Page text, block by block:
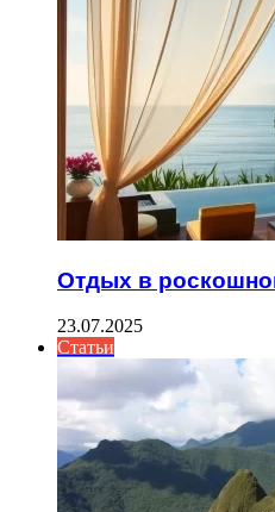
Отдых в
23.07.2025
Статьи